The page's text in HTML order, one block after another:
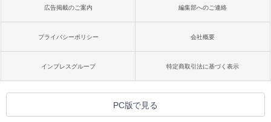
広告掲載のご案内 編集部へのご連絡
プライバシーポリシー 会社概要
インプレスグループ 特定商取引法に基づく表示
PC版で見る